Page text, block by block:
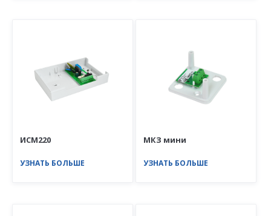
ИСМ220
УЗНАТЬ БОЛЬШЕ
МКЗ мини
УЗНАТЬ БОЛЬШЕ